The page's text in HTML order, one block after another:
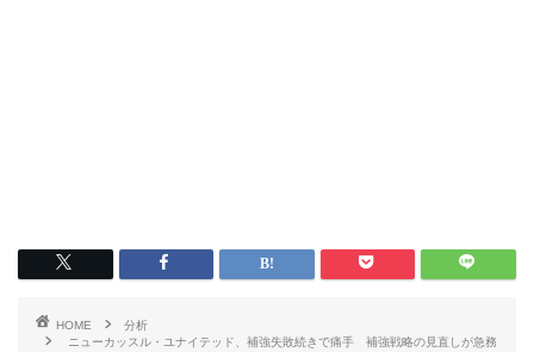
HOME
分析
ニューカッスル・ユナイテッド、補強失敗続きで痛手 補強戦略の見直しが急務